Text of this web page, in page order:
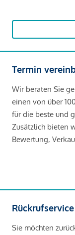
Termin
Wir beraten Sie
einen von über
für die beste und
Zusätzlich bieten
Bewertung,
Rückrufservice
Sie möchten